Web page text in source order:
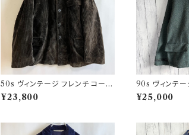
50s ヴィンテージ フレンチ コーデ
ュロイジャケット ビンテージ ファ
ーマーズジャケット
¥23,800
90s ヴィンテ
ND ウールジャ
イランド グリー
¥25,000